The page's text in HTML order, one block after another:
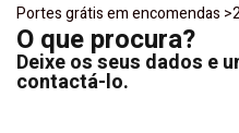
Portes grátis em encomendas
O que procura?
Deixe os seus dados e
contactá-lo.